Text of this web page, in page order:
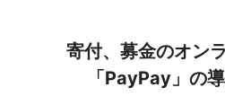
寄付、募金のオン
「PayPay」の